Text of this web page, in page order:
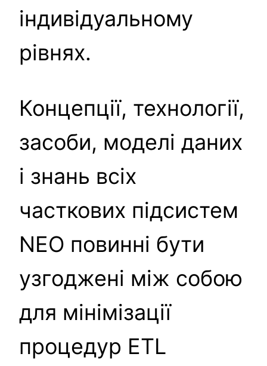
індивідуальному
рівнях.
Концепції, технології,
засоби, моделі даних
і знань всіх
часткових підсистем
NEO повинні бути
узгоджені між собою
для мінімізації
процедур ETL